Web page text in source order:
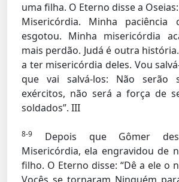
uma filha. O Eterno disse a
Misericórdia. Minha paciência
esgotou. Minha misericórdia
mais perdão. Judá é outra
a ter misericórdia deles. Vou
que vai salvá-los: Não serão
exércitos, não será a força de
soldados”. III
8-9
Depois que Gômer
Misericórdia, ela engravidou de
filho. O Eterno disse: “Dê a ele o